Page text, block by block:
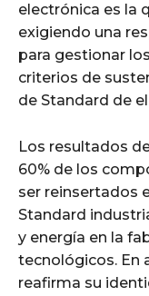
electrónica es la
exigiendo una
para gestionar
criterios de
de Standard de
Los resultados
60% de los
ser reinsertados
Standard
y energía en la
tecnológicos. En
reafirma su